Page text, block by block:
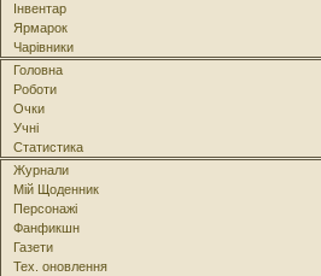
Інвентар
Ярмарок
Чарівники
Головна
Роботи
Очки
Учні
Статистика
Журнали
Мій Щоденник
Персонажі
Фанфикшн
Газети
Тех. оновлення